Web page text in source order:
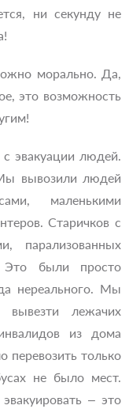
ни секунду не
морально. Да,
это возможность
эвакуации людей.
вывозили людей
маленькими
Старичков с
парализованных
Это были просто
нереального. Мы
лежачих
из дома
только
не было мест.
– это